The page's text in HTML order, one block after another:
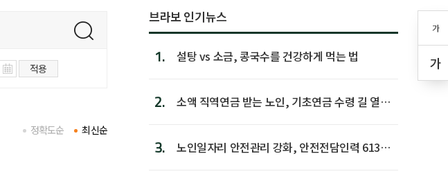
가
가
적용
최신순
정확도순
브라보 인기뉴스
1. 설탕 vs 소금, 콩국수를 건강하게 먹는 법
2.
소액 직역연금 받는 노인, 기초연금 수령 길 열린
3.
노인일자리 안전관리 강화, 안전전담인력 613명